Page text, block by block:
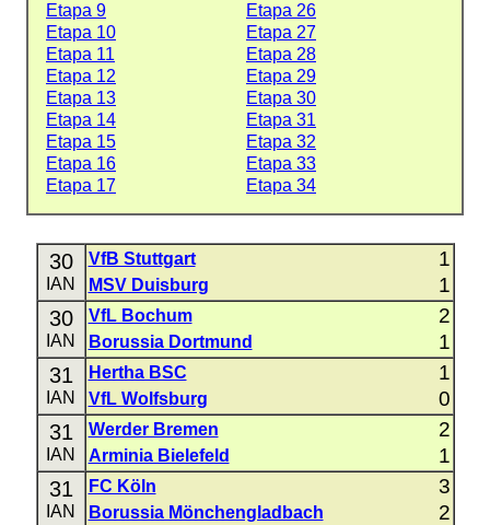
Etapa 9
Etapa 26
Etapa 10
Etapa 27
Etapa 11
Etapa 28
Etapa 12
Etapa 29
Etapa 13
Etapa 30
Etapa 14
Etapa 31
Etapa 15
Etapa 32
Etapa 16
Etapa 33
Etapa 17
Etapa 34
30
IAN
VfB Stuttgart 1
MSV Duisburg 1
30
IAN
VfL Bochum 2
Borussia Dortmund 1
31
IAN
Hertha BSC 1
VfL Wolfsburg 0
31
IAN
Werder Bremen 2
Arminia Bielefeld 1
31
IAN
FC Köln 3
Borussia Mönchengladbach 2